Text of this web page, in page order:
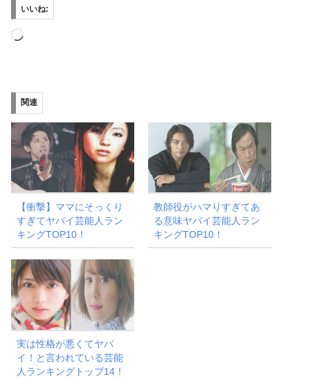
いいね:
読
み
中…
関連
【衝撃】ママにそっくり
すぎてヤバイ芸能人ラン
キングTOP10！
教師役がハマりすぎてあ
る意味ヤバイ芸能人ラン
キングTOP10！
実は性格が悪くてヤバ
イ！と言われている芸能
人ランキングトップ14！